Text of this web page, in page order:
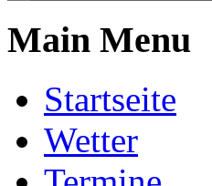
Main Menu
Startseite
Wetter